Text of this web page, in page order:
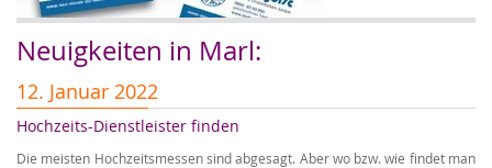
Neuigkeiten in Marl:
12. Januar 2022
Hochzeits-Dienstleister finden
Die meisten Hochzeitsmessen sind abgesagt. Aber wo bzw. wie findet man